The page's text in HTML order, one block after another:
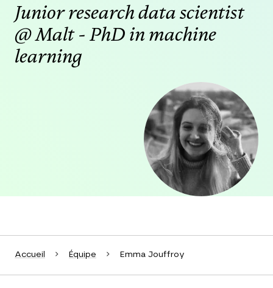
Junior research data scientist
@ Malt - PhD in machine
learning
Agrandir
Accueil Équipe Emma Jouffroy